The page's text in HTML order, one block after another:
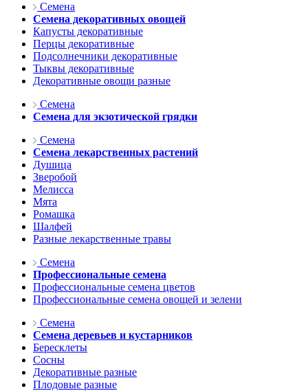
Семена
Семена декоративных овощей
Капусты декоративные
Перцы декоративные
Подсолнечники декоративные
Тыквы декоративные
Декоративные овощи разные
Семена
Семена для экзотической грядки
Семена
Семена лекарственных растений
Душица
Зверобой
Мелисса
Мята
Ромашка
Шалфей
Разные лекарственные травы
Семена
Профессиональные семена
Профессиональные семена цветов
Профессиональные семена овощей и зелени
Семена
Семена деревьев и кустарников
Бересклеты
Сосны
Декоративные разные
Плодовые разные